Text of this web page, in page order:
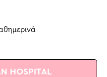
HOSPITAL